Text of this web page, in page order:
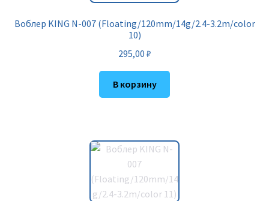
Воблер KING N-007 (Floating/120mm/14g/2.4-3.2m/color
10)
295,00 ₽
В корзину